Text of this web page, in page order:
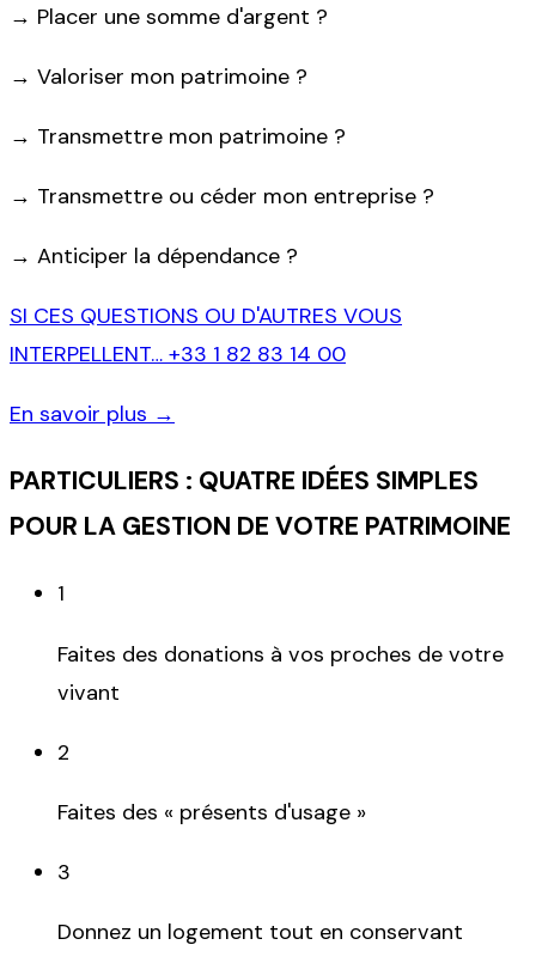
→ Placer une somme d'argent ?
→ Valoriser mon patrimoine ?
→ Transmettre mon patrimoine ?
→ Transmettre ou céder mon entreprise ?
→ Anticiper la dépendance ?
SI CES QUESTIONS OU D'AUTRES VOUS
INTERPELLENT… +33 1 82 83 14 00
En savoir plus →
PARTICULIERS : QUATRE IDÉES SIMPLES
POUR LA GESTION DE VOTRE PATRIMOINE
1
Faites des donations à vos proches de votre
vivant
2
Faites des « présents d'usage »
3
Donnez un logement tout en conservant